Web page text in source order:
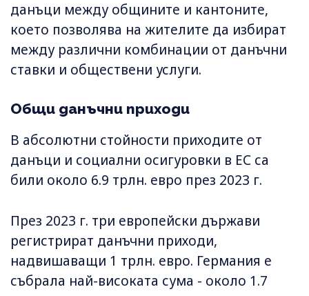
данъци между общините и кантоните,
което позволява на жителите да избират
между различни комбинации от данъчни
ставки и обществени услуги.
Общи данъчни приходи
В абсолютни стойности приходите от
данъци и социални осигуровки в ЕС са
били около 6.9 трлн. евро през 2023 г.
През 2023 г. три европейски държави
регистрират данъчни приходи,
надвишаващи 1 трлн. евро. Германия е
събрала най-високата сума - около 1.7